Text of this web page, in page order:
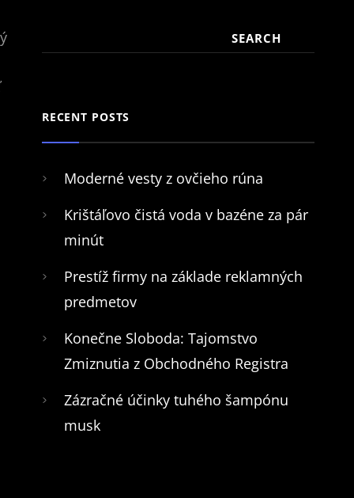
SEARCH
RECENT POSTS
Moderné vesty z ovčieho rúna
Krištáľovo čistá voda v bazéne za pár
minút
Prestíž firmy na základe reklamných
predmetov
Konečne Sloboda: Tajomstvo
Zmiznutia z Obchodného Registra
Zázračné účinky tuhého šampónu
musk